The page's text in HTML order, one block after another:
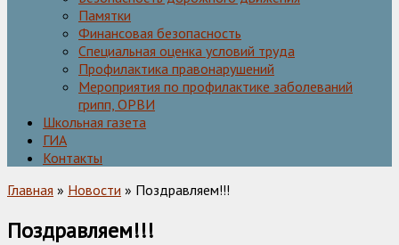
Памятки
Финансовая безопасность
Специальная оценка условий труда
Профилактика правонарушений
Мероприятия по профилактике заболеваний
грипп, ОРВИ
Школьная газета
ГИА
Контакты
Главная » Новости » Поздравляем!!!
Поздравляем!!!